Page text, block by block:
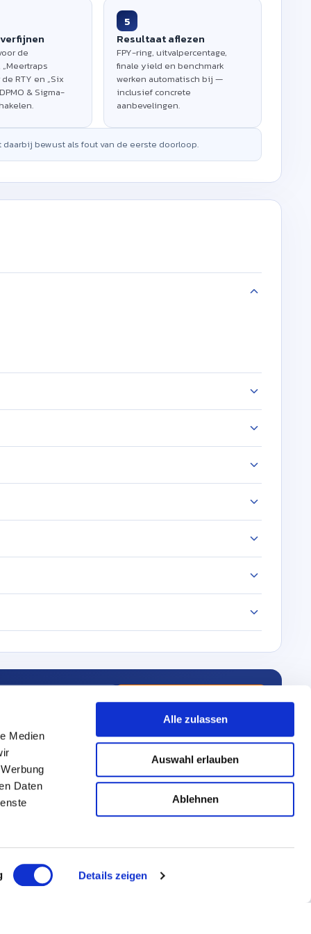
Medien
Daten
Details zeigen
Alle zulassen
Auswahl erlauben
Ablehnen
de
RTY en „Six
& Sigma-
5
Resultaat aflezen
FPY-ring, uitvalpercentage,
finale yield en benchmark
werken automatisch bij —
inclusief concrete
aanbevelingen.
daarbij bewust als fout van de eerste doorloop.
Als PDF exporteren Live demo aanvragen